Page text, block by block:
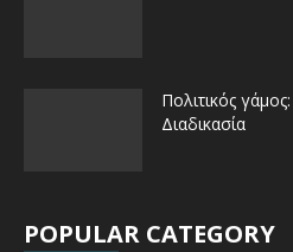
Πολιτικός
Διαδικασία
POPULAR CATEGORY